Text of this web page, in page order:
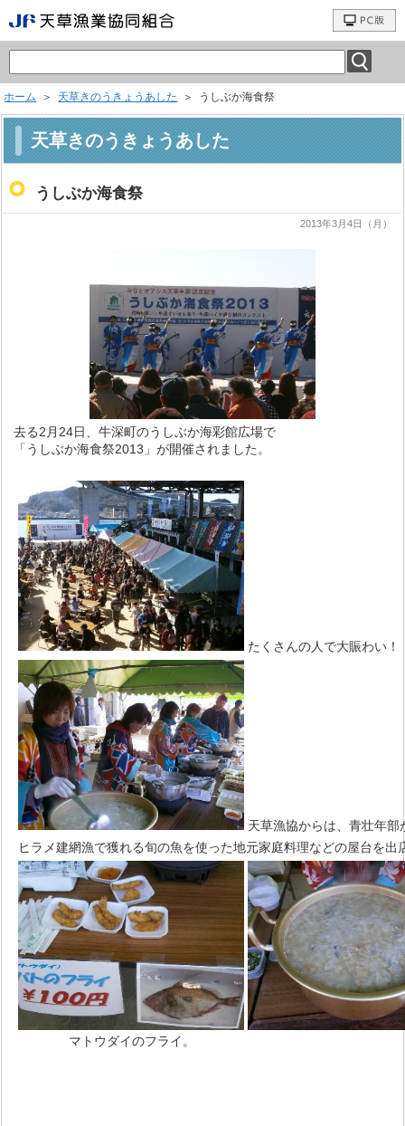
ホーム ＞ 天草きのうきょうあした ＞ うしぶか海食祭
天草きのうきょうあした
うしぶか海食祭
2013年3月4日（月）
去る2月24日、牛深町のうしぶか海彩館広場で
「うしぶか海食祭2013」が開催されました。
たくさんの人で大賑わい！
天草漁協からは、青壮年部
ヒラメ建網漁で獲れる旬の魚を使った地元家庭料理などの屋台を出
マトウダイのフライ。 あんこ